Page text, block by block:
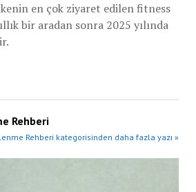
en çok ziyaret edilen fitness
bir aradan sonra 2025 yılında
Rehberi
Rehberi kategorisinden daha fazla yazı »